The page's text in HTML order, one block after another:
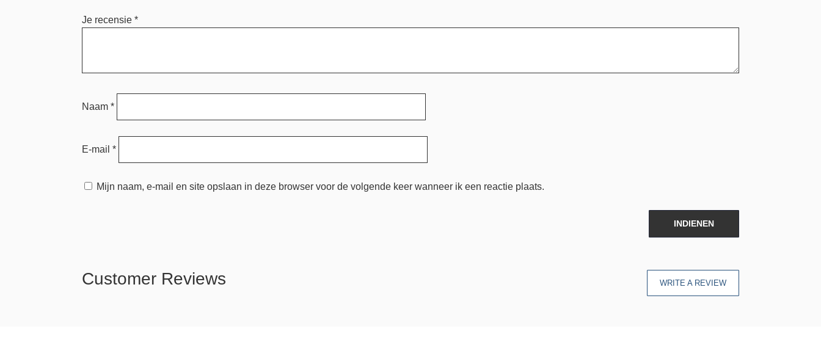
Je recensie*
Naam*
E-mail*
Mijn naam, e-mail en site opslaan in deze browser voor de volgende keer wanneer ik een reactie plaats.
INDIENEN
Customer Reviews WRITE A REVIEW